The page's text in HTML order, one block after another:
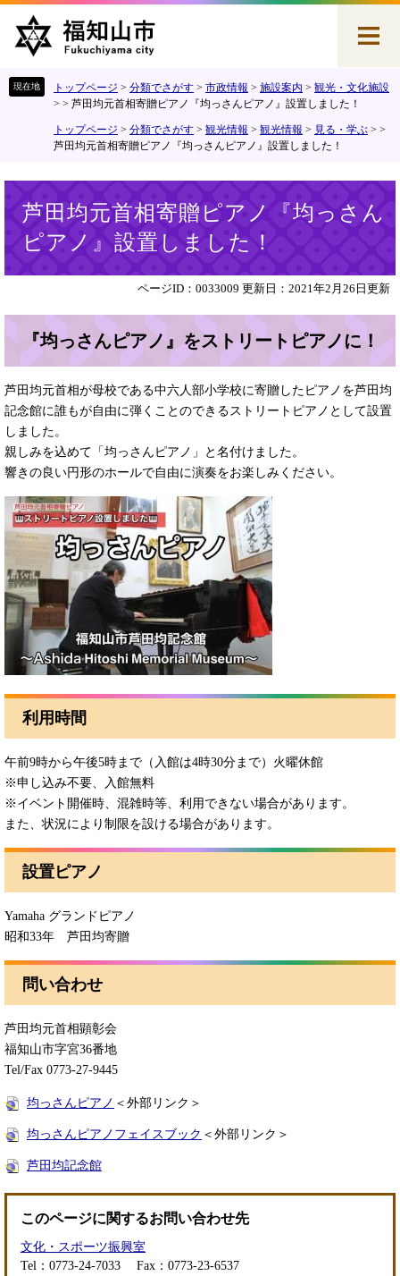
本
トップページ > 分類でさがす > 市政情報 > 施設案内 > 観光・文化施設
> > 芦田均元首相寄贈ピアノ『均っさんピアノ』設置しました！
トップページ > 分類でさがす > 観光情報 > 観光情報 > 見る・学ぶ > >
芦田均元首相寄贈ピアノ『均っさんピアノ』設置しました！
芦田均元首相寄贈ピアノ『均っさん
ピアノ』設置しました！
ページID：0033009 更新日：2021年2月26日更新
『均っさんピアノ』をストリートピアノに！
芦田均元首相が母校である中六人部小学校に寄贈したピアノを芦田均
記念館に誰もが自由に弾くことのできるストリートピアノとして設置
しました。
親しみを込めて「均っさんピアノ」と名付けました。
響きの良い円形のホールで自由に演奏をお楽しみください。
利用時間
午前9時から午後5時まで（入館は4時30分まで）火曜休館
※申し込み不要、入館無料
※イベント開催時、混雑時等、利用できない場合があります。
また、状況により制限を設ける場合があります。
設置ピアノ
Yamaha グランドピアノ
昭和33年 芦田均寄贈
問い合わせ
芦田均元首相顕彰会
福知山市字宮36番地
Tel/Fax 0773-27-9445
均っさんピアノ ＜外部リンク＞
均っさんピアノフェイスブック ＜外部リンク＞
芦田均記念館
このページに関するお問い合わせ先
文化・スポーツ振興室
Tel：0773-24-7033
Fax：0773-23-6537